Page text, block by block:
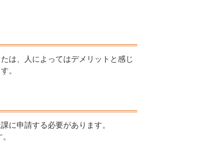
は、人によってはデメリットと感じ
。
に申請する必要があります。